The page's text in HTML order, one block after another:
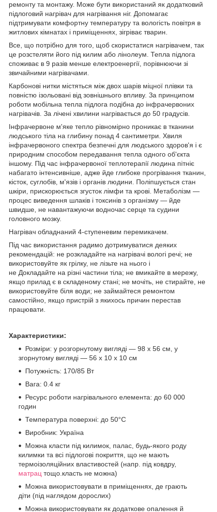
ремонту та монтажу. Може бути використаний як додатковий
підлоговий нагрівач для нагрівання ніг. Допомагає
підтримувати комфортну температуру та вологість повітря в
житлових кімнатах і приміщеннях, зігріває тварин.
Все, що потрібно для того, щоб скористатися нагрівачем, так
це розстеляти його під килим або лінолеум. Тепла підлога
споживає в 9 разів менше електроенергії, порівнюючи зі
звичайними нагрівачами.
Карбонові нитки містяться між двох шарів міцної плівки та
повністю ізольовані від зовнішнього впливу. За принципом
роботи мобільна тепла підлога подібна до інфрачервоних
нагрівачів. За лічені хвилини нагрівається до 50 градусів.
Інфрачервоне м'яке тепло рівномірно проникає в тканини
людського тіла на глибину понад 4 сантиметри. Хвиля
інфрачервоного спектра безпечні для людського здоров'я і є
природним способом передавання тепла одного об'єкта
іншому. Під час інфрачервоної теплотерапії людина пітніє
набагато інтенсивніше, адже йде глибоке прогрівання тканин,
кісток, суглобів, м'язів і органів людини. Поліпшується стан
шкіри, прискорюється згусток лімфи та крові. Метаболізм —
процес виведення шлаків і токсинів з організму — йде
швидше, не навантажуючи водночас серце та судини
головного мозку.
Нагрівач обладнаний 4-ступеневим перемикачем.
Під час використання радимо дотримуватися деяких
рекомендацій: не розкладайте на нагрівачі вологі речі; не
використовуйте як грілку, не лізьте на нього і
не Докладайте на різні частини тіла; не вмикайте в мережу,
якщо прилад є в складеному стані; не мочіть, не стирайте, не
використовуйте біля води; не займайтеся ремонтом
самостійно, якщо пристрій з якихось причин перестав
працювати.
Характеристики:
Розміри: у розгорнутому вигляді — 98 х 56 см, у
згорнутому вигляді — 56 х 10 х 10 см
Потужність: 170/85 Вт
Вага: 0.4 кг
Ресурс роботи нагрівального елемента: до 60 000
годин
Температура поверхні: до 50°С
Виробник: Україна
Можна класти під килимок, палас, будь-якого роду
килимки та всі підлогові покриття, що не мають
термоізоляційних властивостей (напр. під ковдру,
матрац тощо.класть не можна)
Можна використовувати в приміщеннях, де грають
діти (під наглядом дорослих)
Можна використовувати як додаткове опалення й